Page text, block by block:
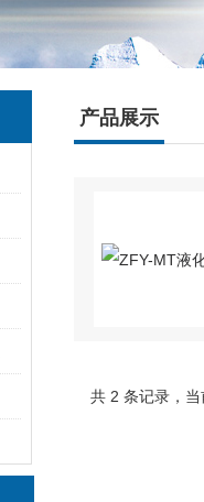
产品展示
共 2 条记录，